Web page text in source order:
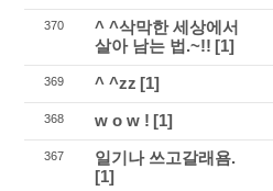
370
^ ^삭막한 세상에서
살아 남는 법.~!! [1]
369 ^ ^zz [1]
368 w o w ! [1]
367
일기나 쓰고갈래욤.
[1]